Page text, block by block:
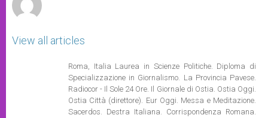
View all articles
Roma, Italia Laurea in Scienze Politiche. Diploma di
Specializzazione in Giornalismo. La Provincia Pavese.
Radiocor - Il Sole 24 Ore. Il Giornale di Ostia. Ostia Oggi.
Ostia Città (direttore). Eur Oggi. Messa e Meditazione.
Sacerdos. Destra Italiana. Corrispondenza Romana.